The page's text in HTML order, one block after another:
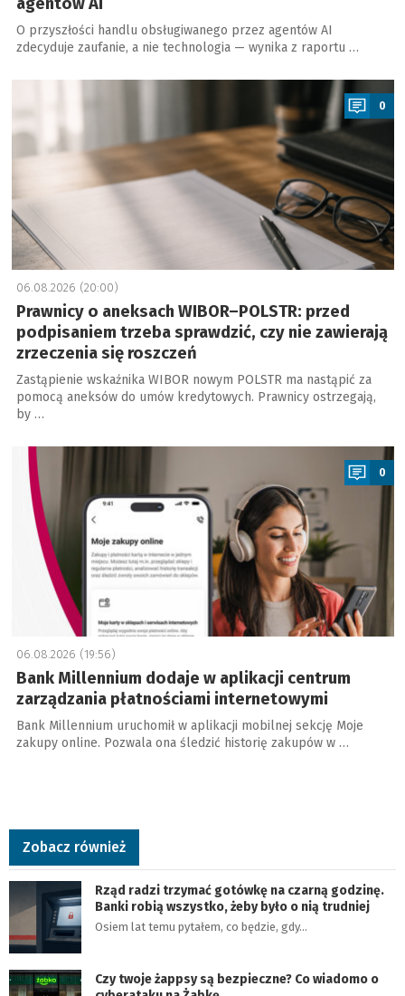
O przyszłości handlu obsługiwanego przez agentów AI
zdecyduje zaufanie, a nie technologia — wynika z raportu …
a
0
06.08.2026 (20:00)
Prawnicy o aneksach WIBOR–POLSTR: przed
podpisaniem trzeba sprawdzić, czy nie zawierają
zrzeczenia się roszczeń
Zastąpienie wskaźnika WIBOR nowym POLSTR ma nastąpić za
pomocą aneksów do umów kredytowych. Prawnicy ostrzegają,
by …
0
06.08.2026 (19:56)
Bank Millennium dodaje w aplikacji centrum
zarządzania płatnościami internetowymi
Bank Millennium uruchomił w aplikacji mobilnej sekcję Moje
zakupy online. Pozwala ona śledzić historię zakupów w …
Zobacz również
Rząd radzi trzymać gotówkę na czarną godzinę.
Banki robią wszystko, żeby było o nią trudniej
Osiem lat temu pytałem, co będzie, gdy…
Czy twoje żappsy są bezpieczne? Co wiadomo o